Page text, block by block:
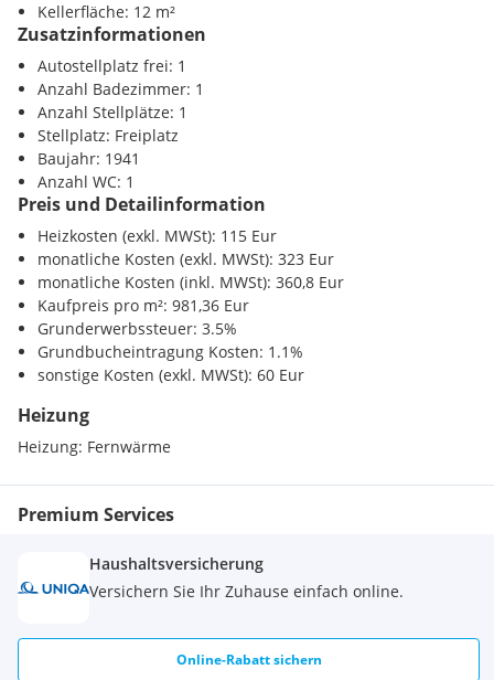
* offener Wohn-/Ess-/Küchenbereich
* Badezimmer mit Fenster, Dusche und WC
* Fernwärme
* eigener Pkw-Stellplatz
* ca. 12 m² großes Kellerabteil
* Dach, Fassade und Fenster bereits saniert
* ideal für Eigennutzer oder Anleger
Beim angegebenen Kaufpreis handelt es sich um einen
der Nachfrage - über oder unter diesem Betrag liegen.
Der Immobilienmakler ist als Doppelmakler tätig.
Der Vermittler ist als Doppelmakler tätig.
Klinik <2500m
Krankenhaus <4500m
Kinder / Schulen
Schule <500m
Kindergarten <500m
Nahversorgung
Supermarkt <500m
Bäckerei <1000m
Einkaufszentrum <3500m
Verkehr
Bahnhof <1000m
Sonstige
Bank <500m
Post <1000m
Polizei <500m
Kellerfläche: 12 m²
Zusatzinformationen
Autostellplatz frei: 1
Anzahl Badezimmer: 1
Anzahl Stellplätze: 1
Stellplatz: Freiplatz
Baujahr: 1941
Anzahl WC: 1
Preis und Detailinformation
Heizkosten (exkl. MWSt): 115 Eur
monatliche Kosten (exkl. MWSt): 323 Eur
monatliche Kosten (inkl. MWSt): 360,8 Eur
Kaufpreis pro m²: 981,36 Eur
Grunderwerbssteuer: 3.5%
Grundbucheintragung Kosten: 1.1%
sonstige Kosten (exkl. MWSt): 60 Eur
Heizung
Heizung: Fernwärme
Premium Services
Haushaltsversicherung
Versichern Sie Ihr Zuhause einfach online.
Online-Rabatt sichern